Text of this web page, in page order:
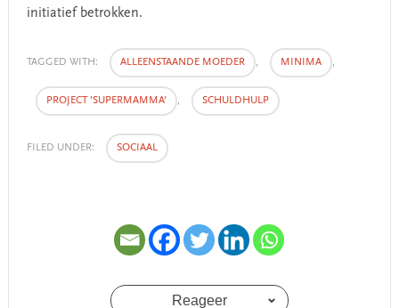
initiatief betrokken.
TAGGED WITH: ALLEENSTAANDE MOEDER , MINIMA ,
PROJECT 'SUPERMAMMA' , SCHULDHULP
FILED UNDER: SOCIAAL
Reageer